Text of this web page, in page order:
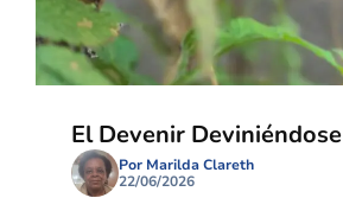
El Devenir Deviniéndose
Por Marilda Clareth
22/06/2026